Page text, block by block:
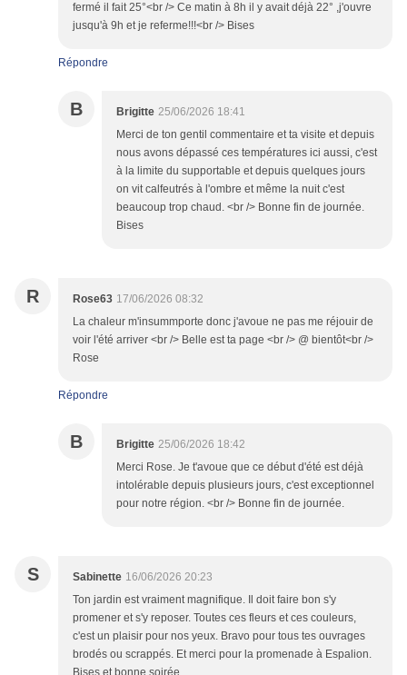
fermé il fait 25°<br /> Ce matin à 8h il y avait déjà 22° ,j'ouvre
jusqu'à 9h et je referme!!!<br /> Bises
Répondre
B Brigitte 25/06/2026 18:41
Merci de ton gentil commentaire et ta visite et depuis
nous avons dépassé ces températures ici aussi, c'est
à la limite du supportable et depuis quelques jours
on vit calfeutrés à l'ombre et même la nuit c'est
beaucoup trop chaud. <br /> Bonne fin de journée.
Bises
R Rose63 17/06/2026 08:32
La chaleur m'insummporte donc j'avoue ne pas me réjouir de
voir l'été arriver <br /> Belle est ta page <br /> @ bientôt<br />
Rose
Répondre
B Brigitte 25/06/2026 18:42
Merci Rose. Je t'avoue que ce début d'été est déjà
intolérable depuis plusieurs jours, c'est exceptionnel
pour notre région. <br /> Bonne fin de journée.
S Sabinette 16/06/2026 20:23
Ton jardin est vraiment magnifique. Il doit faire bon s'y
promener et s'y reposer. Toutes ces fleurs et ces couleurs,
c'est un plaisir pour nos yeux. Bravo pour tous tes ouvrages
brodés ou scrappés. Et merci pour la promenade à Espalion.
Bises et bonne soirée